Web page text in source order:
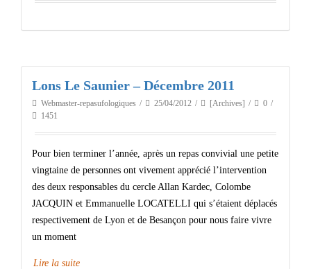
Lons Le Saunier – Décembre 2011
Webmaster-repasufologiques 25/04/2012 [Archives]
0
1451
Pour bien terminer l’année, après un repas convivial une petite
vingtaine de personnes ont vivement apprécié l’intervention
des deux responsables du cercle Allan Kardec, Colombe
JACQUIN et Emmanuelle LOCATELLI qui s’étaient déplacés
respectivement de Lyon et de Besançon pour nous faire vivre
un moment
Lire la suite